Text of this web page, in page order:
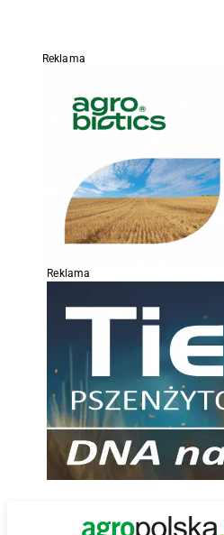
Reklama
Reklama
Main Logo